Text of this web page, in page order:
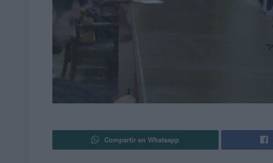
Compartir en Whatsapp